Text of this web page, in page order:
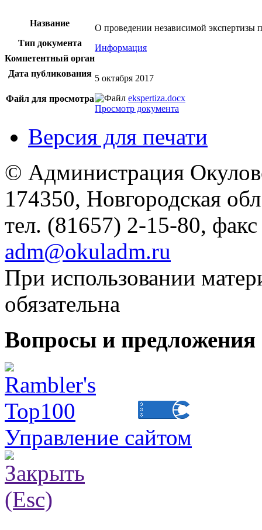
Название
О проведении независимой экспертизы
Тип документа
Информация
Компетентный орган
Дата публикования 5 октября 2017
Файл для просмотра
ekspertiza.docx
Просмотр документа
Версия для печати
© Администрация
174350, Новгородская
тел. (81657) 2-15-80,
adm@okuladm.ru
При использовании
обязательна
Вопросы и
Управление сайтом